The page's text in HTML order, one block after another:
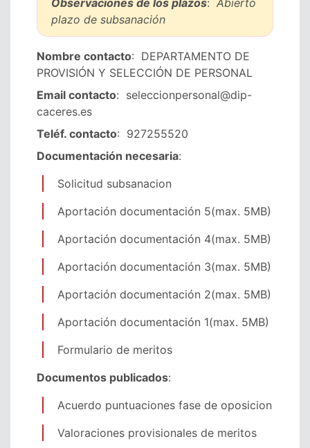
Observaciones de los plazos: Abierto
plazo de subsanación
Nombre contacto: DEPARTAMENTO DE
PROVISIÓN Y SELECCIÓN DE PERSONAL
Email contacto: seleccionpersonal@dip-
caceres.es
Teléf. contacto: 927255520
Documentación necesaria:
Solicitud subsanacion
Aportación documentación 5(max. 5MB)
Aportación documentación 4(max. 5MB)
Aportación documentación 3(max. 5MB)
Aportación documentación 2(max. 5MB)
Aportación documentación 1(max. 5MB)
Formulario de meritos
Documentos publicados:
Acuerdo puntuaciones fase de oposicion
Valoraciones provisionales de meritos